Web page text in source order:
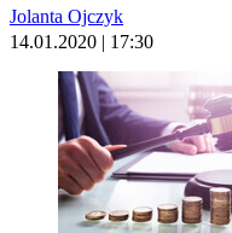
Jolanta Ojczyk
14.01.2020 | 17:30